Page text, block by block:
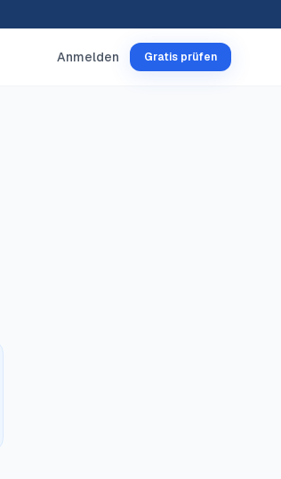
Anmelden Gratis prüfen